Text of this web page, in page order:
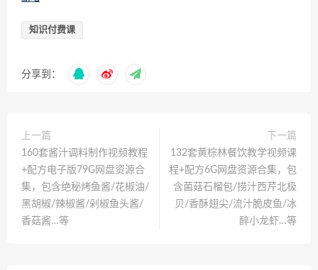
知识付费课
分享到：
上一篇
160套酱汁调料制作视频教程
+配方电子版79G网盘资源合
集，包含绝秘烤鱼酱/花椒油/
黑胡椒/辣椒酱/剁椒鱼头酱/
香菇酱…等
下一篇
132套黄棕林餐饮教学视频课
程+配方6G网盘资源合集，包
含菌菇石榴包/捞汁西芹北极
贝/香酥翅尖/流汁脆皮鱼/冰
醉小龙虾…等